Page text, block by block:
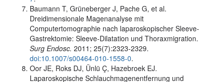
Baumann T, Grüneberger J, Pache G, et al.
Dreidimensionale Magenanalyse mit
Computertomographie nach laparoskopischer Sleeve-
Gastrektomie: Sleeve-Dilatation und Thoraxmigration.
Surg Endosc. 2011; 25(7):2323-2329.
doi:10.1007/s00464-010-1558-0.
Oor JE, Roks DJ, Ünlü Ç, Hazebroek EJ.
Laparoskopische Schlauchmagenentfernung und